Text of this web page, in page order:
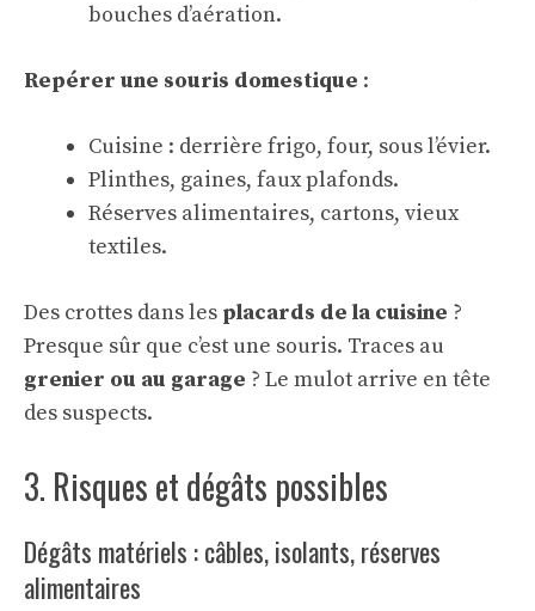
bouches d’aération.
Repérer une souris domestique :
Cuisine : derrière frigo, four, sous l’évier.
Plinthes, gaines, faux plafonds.
Réserves alimentaires, cartons, vieux
textiles.
Des crottes dans les placards de la cuisine ?
Presque sûr que c’est une souris. Traces au
grenier ou au garage ? Le mulot arrive en tête
des suspects.
3. Risques et dégâts possibles
Dégâts matériels : câbles, isolants, réserves
alimentaires